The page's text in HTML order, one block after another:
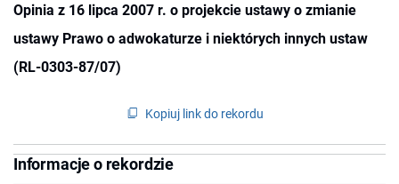
Opinia z 16 lipca 2007 r. o projekcie ustawy o zmianie
ustawy Prawo o adwokaturze i niektórych innych ustaw
(RL-0303-87/07)
Kopiuj link do rekordu
Informacje o rekordzie